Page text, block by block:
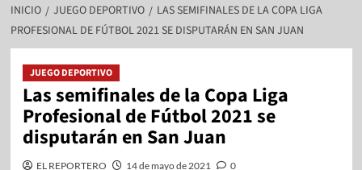
INICIO JUEGO DEPORTIVO
LAS SEMIFINALES DE LA COPA LIGA
PROFESIONAL DE FÚTBOL 2021 SE DISPUTARÁN EN SAN JUAN
JUEGO DEPORTIVO
Las semifinales de la Copa Liga
Profesional de Fútbol 2021 se
disputarán en San Juan
EL REPORTERO 14 de mayo de 2021 0